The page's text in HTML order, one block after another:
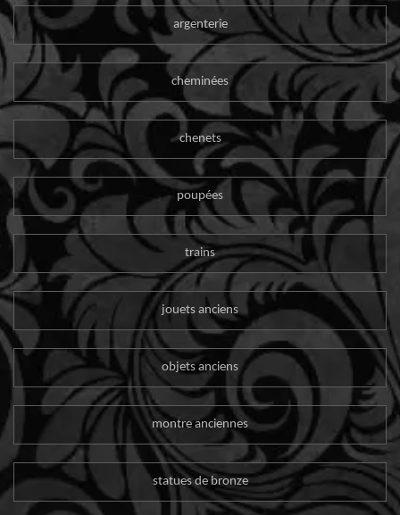
argenterie
cheminées
chenets
poupées
trains
jouets anciens
objets anciens
montre anciennes
statues de bronze